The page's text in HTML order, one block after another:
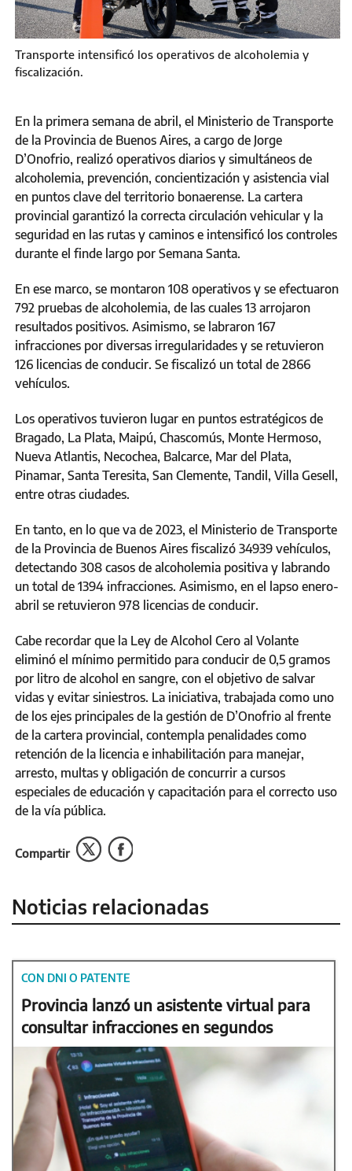
Transporte intensificó los operativos de alcoholemia y
fiscalización.
En la primera semana de abril, el Ministerio de Transporte
de la Provincia de Buenos Aires, a cargo de Jorge
D’Onofrio, realizó operativos diarios y simultáneos de
alcoholemia, prevención, concientización y asistencia vial
en puntos clave del territorio bonaerense. La cartera
provincial garantizó la correcta circulación vehicular y la
seguridad en las rutas y caminos e intensificó los controles
durante el finde largo por Semana Santa.
En ese marco, se montaron 108 operativos y se efectuaron
792 pruebas de alcoholemia, de las cuales 13 arrojaron
resultados positivos. Asimismo, se labraron 167
infracciones por diversas irregularidades y se retuvieron
126 licencias de conducir. Se fiscalizó un total de 2866
vehículos.
Los operativos tuvieron lugar en puntos estratégicos de
Bragado, La Plata, Maipú, Chascomús, Monte Hermoso,
Nueva Atlantis, Necochea, Balcarce, Mar del Plata,
Pinamar, Santa Teresita, San Clemente, Tandil, Villa Gesell,
entre otras ciudades.
En tanto, en lo que va de 2023, el Ministerio de Transporte
de la Provincia de Buenos Aires fiscalizó 34939 vehículos,
detectando 308 casos de alcoholemia positiva y labrando
un total de 1394 infracciones. Asimismo, en el lapso enero-
abril se retuvieron 978 licencias de conducir.
Cabe recordar que la Ley de Alcohol Cero al Volante
eliminó el mínimo permitido para conducir de 0,5 gramos
por litro de alcohol en sangre, con el objetivo de salvar
vidas y evitar siniestros. La iniciativa, trabajada como uno
de los ejes principales de la gestión de D’Onofrio al frente
de la cartera provincial, contempla penalidades como
retención de la licencia e inhabilitación para manejar,
arresto, multas y obligación de concurrir a cursos
especiales de educación y capacitación para el correcto uso
de la vía pública.
Compartir
Noticias relacionadas
CON DNI O PATENTE
Provincia lanzó un asistente virtual para
consultar infracciones en segundos